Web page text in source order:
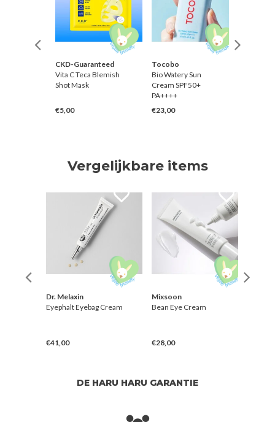
CKD-Guaranteed
Vita C Teca Blemish
Shot Mask
€5,00
Tocobo
Bio Watery Sun
Cream SPF50+
PA++++
€23,00
Vergelijkbare items
Dr. Melaxin
Eyephalt Eyebag Cream
€41,00
Mixsoon
Bean Eye Cream
€28,00
DE HARU HARU GARANTIE